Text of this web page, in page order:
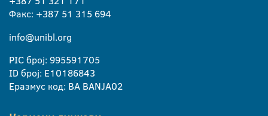
Факс: +387 51 315 694
info@unibl.org
PIC број: 995591705
ID број: E10186843
Еразмус код: BA BANJA02